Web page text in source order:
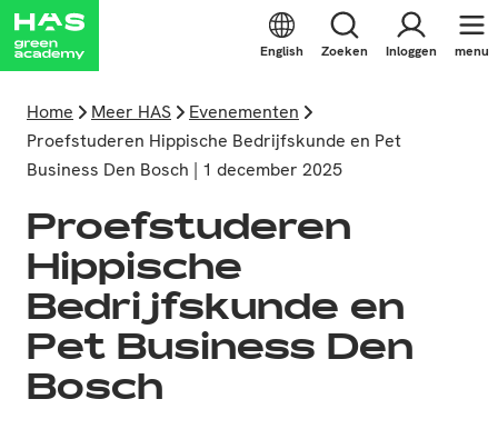
English Zoeken Inloggen menu
Home Meer HAS
Evenementen
Proefstuderen Hippische Bedrijfskunde en Pet
Business Den Bosch | 1 december 2025
Proefstuderen
Hippische
Bedrijfskunde en
Pet Business Den
Bosch